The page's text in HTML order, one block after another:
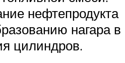
нефтепродукта
нагара в
цилиндров.